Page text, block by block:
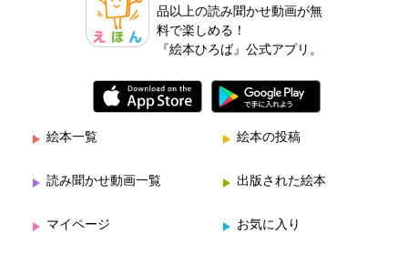
品以上の読み聞かせ動画が無
料で楽しめる！
『絵本ひろば』公式アプリ。
絵本一覧 絵本の投稿
読み聞かせ動画一覧 出版された絵本
マイページ お気に入り